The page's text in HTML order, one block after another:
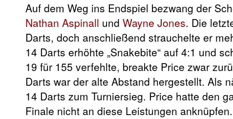
Auf dem Weg ins Endspiel bezwang der
Nathan Aspinall und Wayne Jones. Die
Darts, doch anschließend strauchelte er
14 Darts erhöhte „Snakebite“ auf 4:1 und
19 für 155 verfehlte, breakte Price zwar
Darts war der alte Abstand hergestellt. Als
14 Darts zum Turniersieg. Price hatte den
Finale nicht an diese Leistungen anknüpfen.